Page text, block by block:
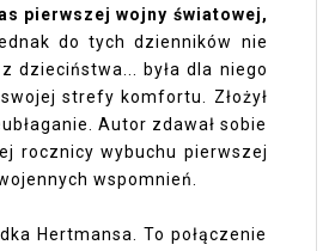
pierwszej wojny światowej,
do tych dzienników nie
dzieciństwa... była dla niego
strefy komfortu. Złożył
Autor zdawał sobie
rocznicy wybuchu pierwszej
wspomnień.
Hertmansa. To połączenie